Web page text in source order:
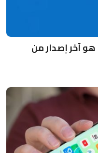
مايكروسوفت: التحديث 22H2 هو آخر إصدار من